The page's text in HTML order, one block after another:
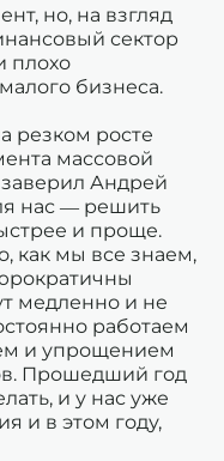
но, на взгляд
сектор
плохо
бизнеса.
резком росте
массовой
Андрей
нас — решить
и проще.
как мы все знаем,
медленно и не
работаем
и упрощением
Прошедший год
и у нас уже
и в этом году,